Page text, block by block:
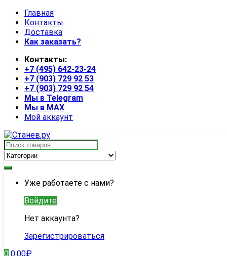
Skip
navigation
Skip
content
Главная
Контакты
Доставка
Как заказать?
Контакты:
+7 (495) 642-23-24
+7 (903) 729 92 53
+7 (903) 729 92 54
Мы в Telegram
Мы в MAX
Мой аккаунт
Search
for:
Уже работаете с нами?
Войдите
Нет аккаунта?
Зарегистрироваться
0 0.00₽